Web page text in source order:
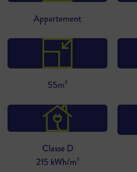
Appartement
55m²
Classe D
215 kWh/m²